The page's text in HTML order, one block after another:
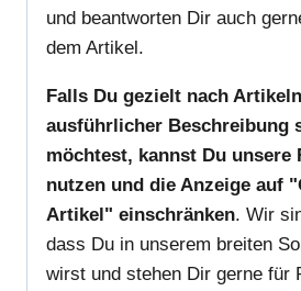
und beantworten Dir auch
dem Artikel.
Falls Du gezielt nach
ausführlicher Beschreibung
möchtest, kannst Du
nutzen und die Anzeige auf
Artikel" einschränken. Wir
dass Du in unserem breiten
wirst und stehen Dir gerne für